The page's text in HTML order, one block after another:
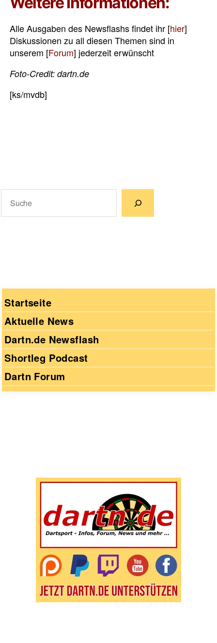
Alle Ausgaben des Newsflashs findet ihr [hier]
Diskussionen zu all diesen Themen sind in
unserem [Forum] jederzeit erwünscht
Foto-Credit: dartn.de
[ks/mvdb]
Startseite
Aktuelle News
Dartn.de Newsflash
Shortleg Podcast
Dartn Forum